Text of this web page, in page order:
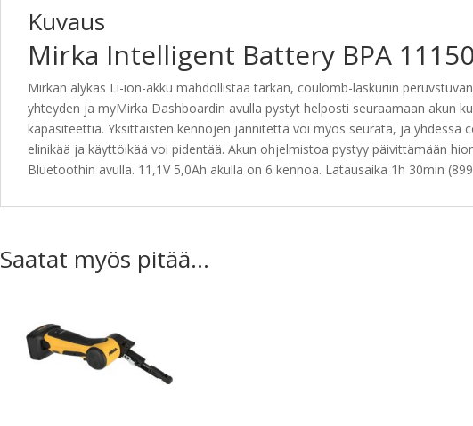
Kuvaus
Mirka Intelligent Battery BPA
Mirkan älykäs Li-ion-akku mahdollistaa tarkan, coulomb-laskuriin
yhteyden ja myMirka Dashboardin avulla pystyt helposti seuraamaan akun
kapasiteettia. Yksittäisten kennojen jännitettä voi myös seurata, ja yhdessä
elinikää ja käyttöikää voi pidentää. Akun ohjelmistoa pystyy päivittämään
Bluetoothin avulla. 11,1V 5,0Ah akulla on 6 kennoa. Latausaika 1h 30min
Saatat myös pitää...